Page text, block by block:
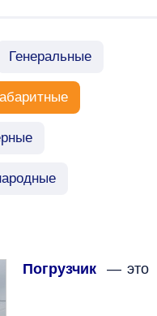
Генеральные
Погрузчик — это